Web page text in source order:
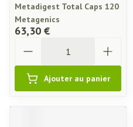
Metadigest Total Caps 120
Metagenics
63,30 €
Ajouter au panier